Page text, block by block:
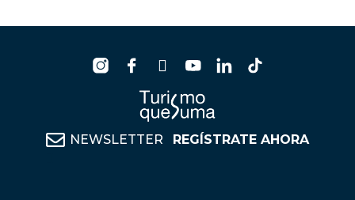
NEWSLETTER REGÍSTRATE AHORA